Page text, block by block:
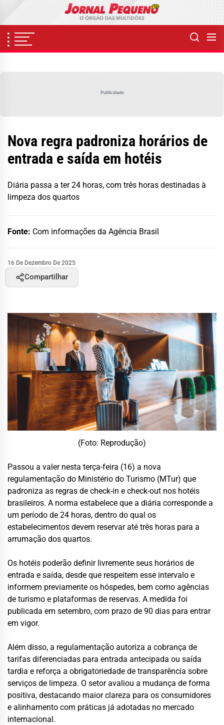
content
Publicidade
Nova regra padroniza horários de
entrada e saída em hotéis
Diária passa a ter 24 horas, com três horas destinadas à
limpeza dos quartos
Fonte: Com informações da Agência Brasil
16 De Dezembro De 2025
Compartilhar
(Foto: Reprodução)
Passou a valer nesta terça-feira (16) a nova
regulamentação do Ministério do Turismo (MTur) que
padroniza as regras de check-in e check-out nos hotéis
brasileiros. A norma estabelece que a diária corresponde a
um período de 24 horas, dentro do qual os
estabelecimentos devem reservar até três horas para a
arrumação dos quartos.
Os hotéis poderão definir livremente seus horários de
entrada e saída, desde que respeitem esse intervalo e
informem previamente os hóspedes, bem como agências
de turismo e plataformas de reservas. A medida foi
publicada em setembro, com prazo de 90 dias para entrar
em vigor.
Além disso, a regulamentação autoriza a cobrança de
tarifas diferenciadas para entrada antecipada ou saída
tardia e reforça a obrigatoriedade de transparência sobre
serviços de limpeza. O setor avaliou a mudança de forma
positiva, destacando maior clareza para os consumidores
e alinhamento com práticas já adotadas no mercado
internacional.